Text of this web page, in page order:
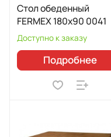
Стол обеденный
FERMEX 180x90 0041
Доступно к заказу
Подробнее